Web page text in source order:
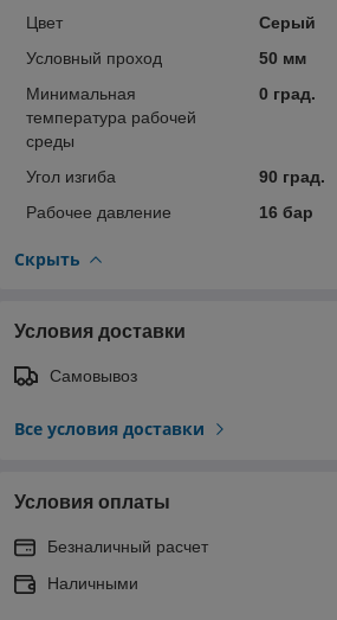
Цвет
Серый
Условный проход
50 мм
Минимальная
температура рабочей
среды
0 град.
Угол изгиба
90 град.
Рабочее давление
16 бар
Скрыть
Условия доставки
Самовывоз
Все условия доставки
Условия оплаты
Безналичный расчет
Наличными